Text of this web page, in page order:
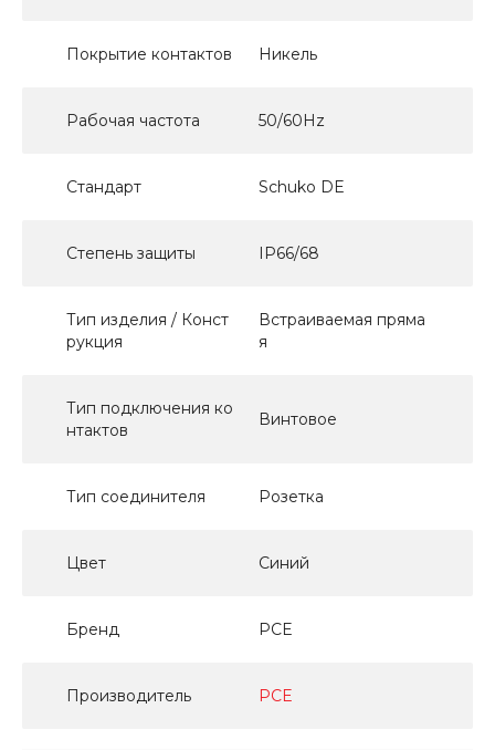
Покрытие контактов Никель
Рабочая частота 50/60Hz
Стандарт Schuko DE
Степень защиты IP66/68
Тип изделия / Конст
рукция
Встраиваемая пряма
я
Тип подключения ко
нтактов
Винтовое
Тип соединителя Розетка
Цвет Синий
Бренд PCE
Производитель PCE